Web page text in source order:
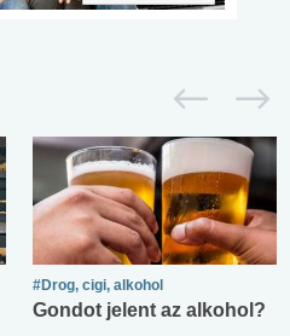
#Drog, cigi, alkohol
Gondot jelent az alkohol?